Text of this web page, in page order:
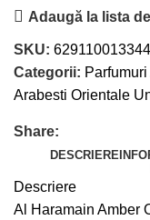
Adaugă la lista
SKU:
Categorii:
Arabesti Orientale
Share:
DESCRIERE
Descriere
Al Haramain Amber